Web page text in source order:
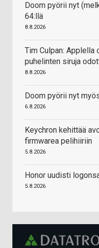
Doom pyörii nyt
64:llä
8.8.2026
Tim Culpan: Applella
puhelinten siruja
8.8.2026
Doom pyörii nyt
6.8.2026
Keychron kehittää
firmwarea pelihiiriin
5.8.2026
Honor uudisti
5.8.2026